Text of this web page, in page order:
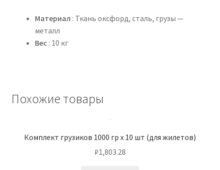
Материал : Ткань оксфорд, сталь, грузы —
металл
Вес : 10 кг
Похожие товары
Комплект грузиков 1000 гр х 10 шт (для жилетов)
₽1,803.28